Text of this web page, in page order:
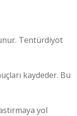
Tentürdiyot
kaydeder. Bu
yol